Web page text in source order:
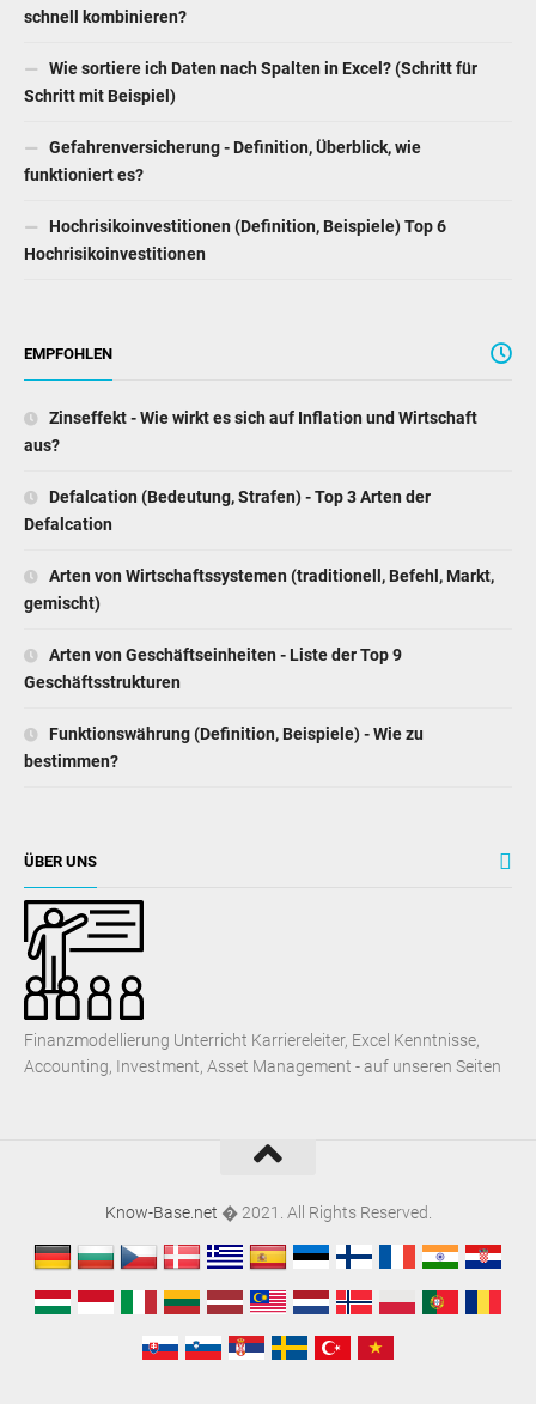
schnell kombinieren?
Wie sortiere ich Daten nach Spalten in Excel? (Schritt für
Schritt mit Beispiel)
Gefahrenversicherung - Definition, Überblick, wie
funktioniert es?
Hochrisikoinvestitionen (Definition, Beispiele) Top 6
Hochrisikoinvestitionen
EMPFOHLEN
Zinseffekt - Wie wirkt es sich auf Inflation und Wirtschaft
aus?
Defalcation (Bedeutung, Strafen) - Top 3 Arten der
Defalcation
Arten von Wirtschaftssystemen (traditionell, Befehl, Markt,
gemischt)
Arten von Geschäftseinheiten - Liste der Top 9
Geschäftsstrukturen
Funktionswährung (Definition, Beispiele) - Wie zu
bestimmen?
ÜBER UNS
Finanzmodellierung Unterricht Karriereleiter, Excel Kenntnisse,
Accounting, Investment, Asset Management - auf unseren Seiten
Know-Base.net � 2021. All Rights Reserved.